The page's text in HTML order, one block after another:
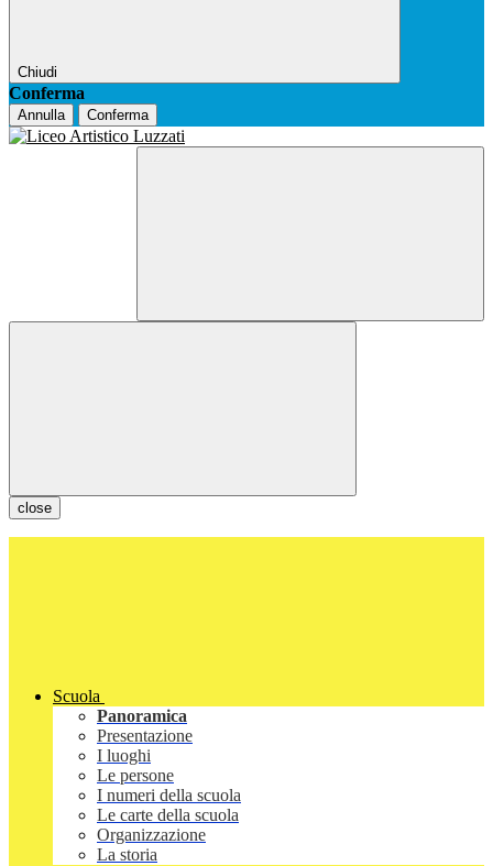
Chiudi
Conferma
Annulla Conferma
close
Scuola
Panoramica
Presentazione
I luoghi
Le persone
I numeri della scuola
Le carte della scuola
Organizzazione
La storia